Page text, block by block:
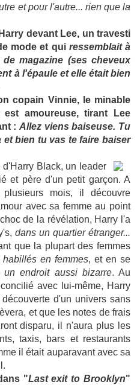
et pour l'autre... rien que la
devant Lee, un travesti
mode et qui ressemblait à
magazine (ses cheveux
à l'épaule et elle était bien
copain Vinnie, le minable
amoureuse, tirant Lee
: Allez viens baiseuse. Tu
bien tu vas te faire baiser
Black, un leader
et père d'un petit garçon. A
mois, il découvre
avec sa femme au point
de la révélation, Harry l'a
dans un quartier étranger...
que la plupart des femmes
habillés en femmes, et en se
un endroit aussi bizarre. Au
avec lui-même, Harry
d'un univers sans
et que les notes de frais
disparu, il n'aura plus les
taxis, bars et restaurants
il était auparavant avec sa
"Last exit to Brooklyn"